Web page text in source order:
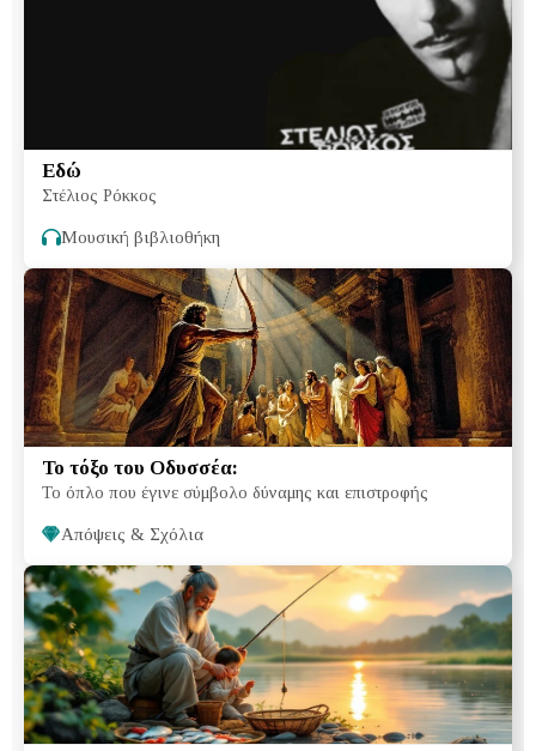
Εδώ
Στέλιος Ρόκκος
Μουσική βιβλιοθήκη
Το τόξο του Οδυσσέα:
Το όπλο που έγινε σύμβολο δύναμης και επιστροφής
Απόψεις & Σχόλια